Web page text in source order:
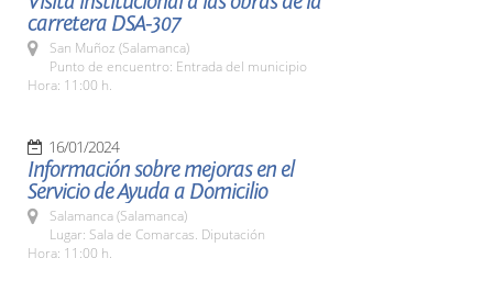
carretera DSA-307
San Muñoz (Salamanca)
Punto de encuentro: Entrada del municipio
Hora: 11:00 h.
16/01/2024
Información sobre mejoras en el
Servicio de Ayuda a Domicilio
Salamanca (Salamanca)
Lugar: Sala de Comarcas. Diputación
Hora: 11:00 h.